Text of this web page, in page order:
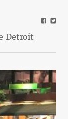
Detroit